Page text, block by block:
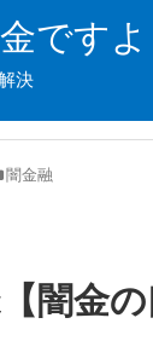
ですよ
決
闇金融
闇金